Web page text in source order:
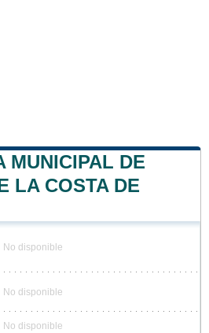
MUNICIPAL DE
LA COSTA DE
No disponible
No disponible
No disponible